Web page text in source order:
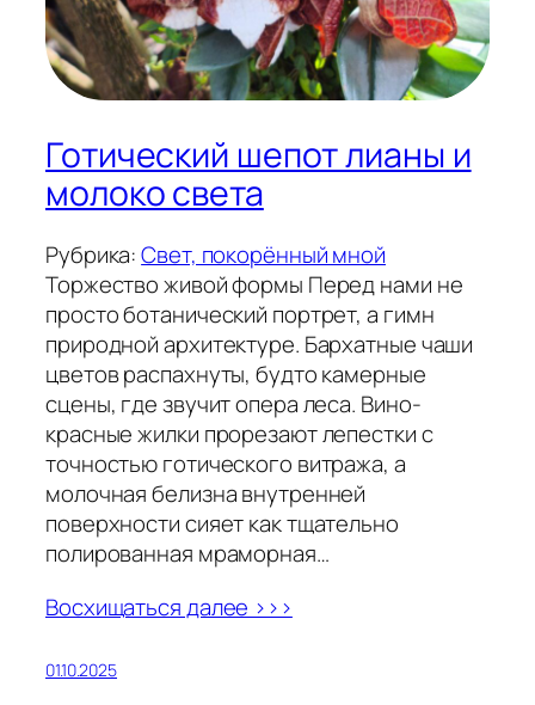
Готический шепот лианы и
молоко света
Рубрика:Свет, покорённый мной
Торжество живой формы Перед нами не
просто ботанический портрет, а гимн
природной архитектуре. Бархатные чаши
цветов распахнуты, будто камерные
сцены, где звучит опера леса. Вино-
красные жилки прорезают лепестки с
точностью готического витража, а
молочная белизна внутренней
поверхности сияет как тщательно
полированная мраморная…
Восхищаться далее >>>
01.10.2025